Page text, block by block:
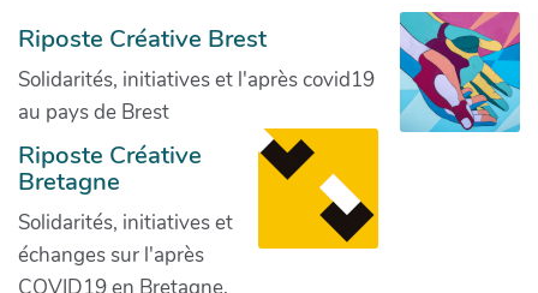
Riposte Créative Brest
Solidarités, initiatives et l'après covid19
au pays de Brest
Riposte Créative
Bretagne
Solidarités, initiatives et
échanges sur l'après